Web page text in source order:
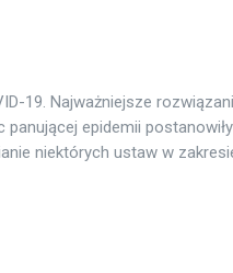
19. Najważniejsze
epidemii
niektórych ustaw w